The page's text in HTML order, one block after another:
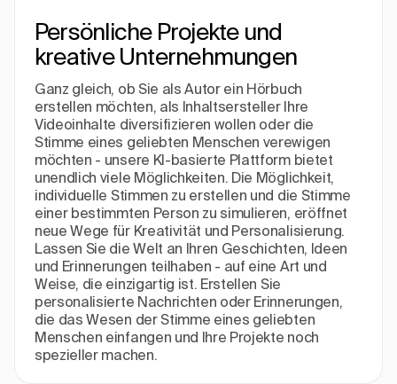
Persönliche Projekte und
kreative Unternehmungen
Ganz gleich, ob Sie als Autor ein Hörbuch
erstellen möchten, als Inhaltsersteller Ihre
Videoinhalte diversifizieren wollen oder die
Stimme eines geliebten Menschen verewigen
möchten - unsere KI-basierte Plattform bietet
unendlich viele Möglichkeiten. Die Möglichkeit,
individuelle Stimmen zu erstellen und die Stimme
einer bestimmten Person zu simulieren, eröffnet
neue Wege für Kreativität und Personalisierung.
Lassen Sie die Welt an Ihren Geschichten, Ideen
und Erinnerungen teilhaben - auf eine Art und
Weise, die einzigartig ist. Erstellen Sie
personalisierte Nachrichten oder Erinnerungen,
die das Wesen der Stimme eines geliebten
Menschen einfangen und Ihre Projekte noch
spezieller machen.